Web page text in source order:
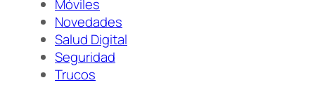
Móviles
Novedades
Salud Digital
Seguridad
Trucos